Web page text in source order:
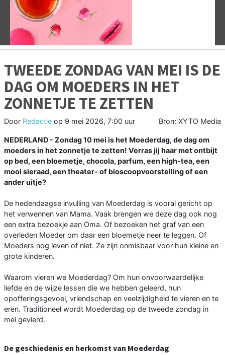
Vorige
TWEEDE ZONDAG VAN MEI IS DE
DAG OM MOEDERS IN HET
ZONNETJE TE ZETTEN
Door Redactie op 9 mei 2026, 7:00 uur Bron: XYTO Media
NEDERLAND - Zondag 10 mei is het Moederdag, de dag om
moeders in het zonnetje te zetten! Verras jij haar met ontbijt
op bed, een bloemetje, chocola, parfum, een high-tea, een
mooi sieraad, een theater- of bioscoopvoorstelling of een
ander uitje?
De hedendaagse invulling van Moederdag is vooral gericht op
het verwennen van Mama. Vaak brengen we deze dag ook nog
een extra bezoekje aan Oma. Of bezoeken het graf van een
overleden Moeder om daar een bloemetje neer te leggen. Of
Moeders nog leven of niet. Ze zijn onmisbaar voor hun kleine en
grote kinderen.
Waarom vieren we Moederdag? Om hun onvoorwaardelijke
liefde en de wijze lessen die we hebben geleerd, hun
opofferingsgevoel, vriendschap en veelzijdigheid te vieren en te
eren. Traditioneel wordt Moederdag op de tweede zondag in
mei gevierd.
De geschiedenis en herkomst van Moederdag